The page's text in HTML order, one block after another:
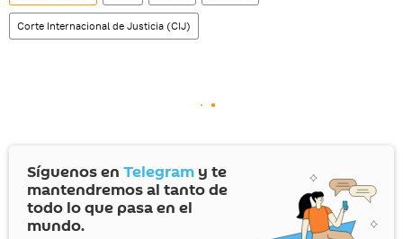
Corte Internacional de Justicia (CIJ)
Síguenos en Telegram y te
mantendremos al tanto de
todo lo que pasa en el
mundo.